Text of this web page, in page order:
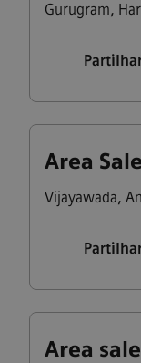
Gurugram,
Area
Vijayawada,
Area